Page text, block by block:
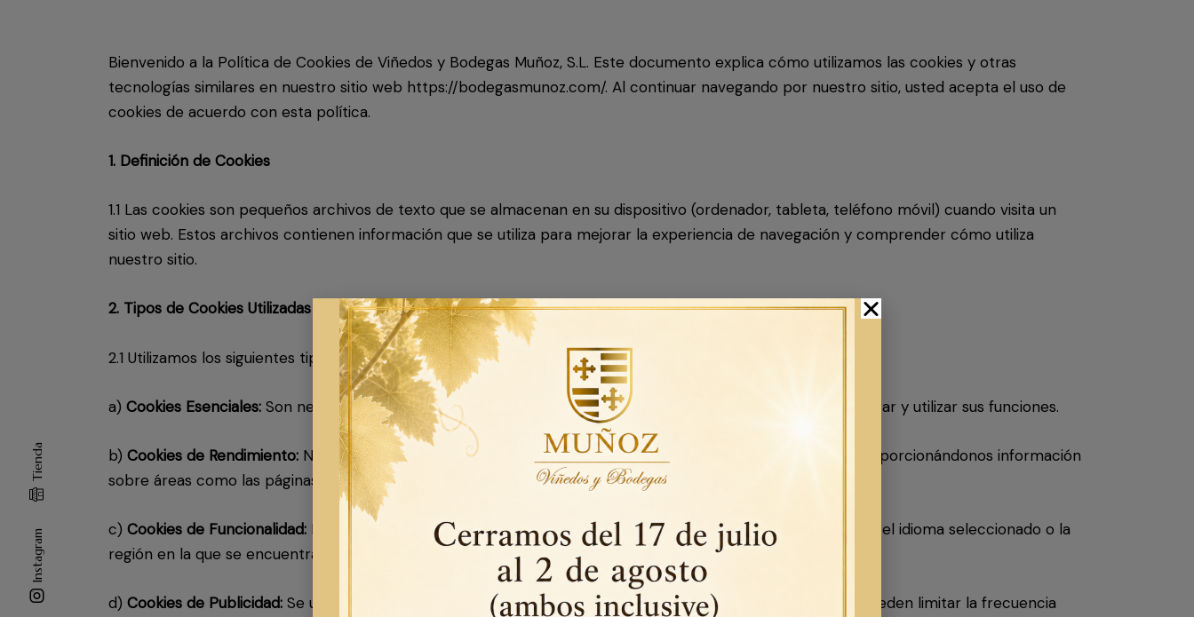
Bienvenido a la Política de Cookies de Viñedos y Bodegas Muñoz, S.L. Este documento explica cómo utilizamos las cookies y otras
tecnologías similares en nuestro sitio web https://bodegasmunoz.com/. Al continuar navegando por nuestro sitio, usted acepta el uso de
cookies de acuerdo con esta política.
1. Definición de Cookies
1.1 Las cookies son pequeños archivos de texto que se almacenan en su dispositivo (ordenador, tableta, teléfono móvil) cuando visita un
sitio web. Estos archivos contienen información que se utiliza para mejorar la experiencia de navegación y comprender cómo utiliza
nuestro sitio.
2. Tipos de Cookies Utilizadas
2.1 Utilizamos los siguientes tipos de cookies:
a) Cookies Esenciales: Son necesarias para el funcionamiento básico de nuestro sitio web y le permiten navegar y utilizar sus funciones.
b) Cookies de Rendimiento: Nos ayudan a entender cómo los visitantes interactúan con nuestro sitio web, proporcionándonos información
sobre áreas como las páginas más visitadas o si se producen mensajes de error.
c) Cookies de Funcionalidad: Mejoran la funcionalidad de nuestro sitio web al recordar sus preferencias, como el idioma seleccionado o la
región en la que se encuentra.
d) Cookies de Publicidad: Se utilizan para mostrar anuncios relevantes para usted y sus intereses. También pueden limitar la frecuencia
Instagram
Tienda